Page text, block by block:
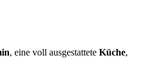
, eine voll ausgestattete Küche,